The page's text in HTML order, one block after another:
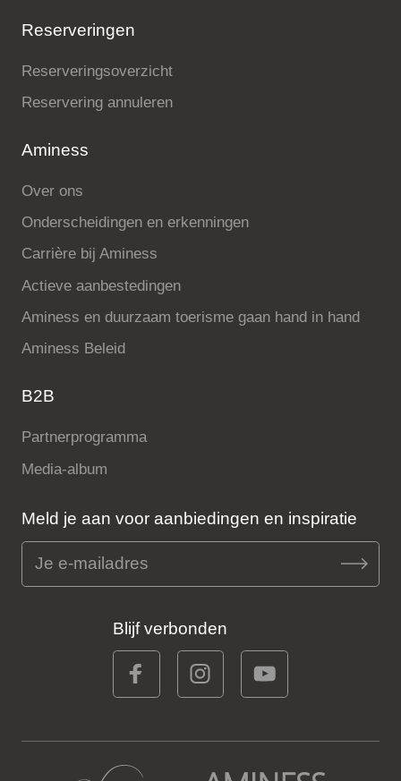
Reserveringen
Reserveringsoverzicht
Reservering annuleren
Aminess
Over ons
Onderscheidingen en erkenningen
Carrière bij Aminess
Actieve aanbestedingen
Aminess en duurzaam toerisme gaan hand in hand
Aminess Beleid
B2B
Partnerprogramma
Media-album
Meld je aan voor aanbiedingen en inspiratie
Blijf verbonden